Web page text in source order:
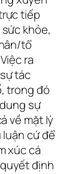
tiếp
khỏe,
tổ
ra
tác
trong đó
sự
về mặt lý
cứ để
xúc cá
định